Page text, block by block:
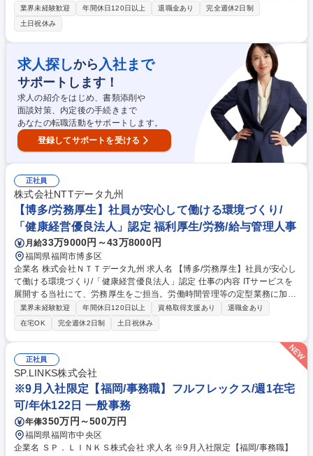
を後押しする環境】個人の思い（Will）と九電グループのビジョンを結び
付け、人と組織が共に成長しながら価値創出につなげていく人的資本経営
を推進しています。事業を支える専門力の向上に加え、社員の自律的な成
長と学びを支援する教育・研修の充実、多様な人材が活躍できる環境をつ
くるための人事評価・処遇制度の見直しなど、自律的な成長・挑戦を支援
する環境整備にも積極的に取り組んでいます。 募集職種 【福岡】サイバ
ーセキュリティ対策に関する業務◆土日祝休◆フレックス
業界未経験歓迎 年間休日120日以上 退職金あり
完全週休2日制
土日祝休み
求人探しから 入社まで
サポートします！
求人の紹介をはじめ、書類添削や
面談対策、内定後の手続きまで
あなたの転職活動をサポートします。
登録してサポートを受ける
正社員
株式会社NTTデータ九州
【博多/労務厚生】社員が安心して働ける環境づくり/
「健康経営優良法人」認定 福利厚生/労務/給与管理人事
月給33万9000円～43万8000円
福岡県福岡市博多区
企業名 株式会社ＮＴＴデータ九州 求人名 【博多/労務厚生】社員が安心し
て働ける環境づくり/「健康経営優良法人」認定 仕事の内容 ITサービスを
展開する当社にて、労務厚生をご担当。労働時間管理等の定型業務に加
え、健康経営推進や働き方改革施策の企画立案に携わります。自ら考えよ
り良い職場環境づくりに貢献していただきます。 ■労働時間管理 ■健診・
ストレスチェック実施 ■健康経営推進の企画立案 ■働き方改革施策の企画
や労務運用改善 【仕事の魅力】 グループ会社と連携し高い知見を得られ
ます。経営陣と近い距離で業務を行え、定型業務のみならず制度企画や改
善に自ら挑み、高い裁量を持って組織運営に取り組める魅力的な環境で
す。 募集職種 【博多/労務厚生】社員が安心して働ける環境づくり/「健康
経営優良法人」認定
業界未経験歓迎 年間休日120日以上 資格取得支援あり
退職金あり
在宅OK
完全週休2日制 土日祝休み
正社員
SP.LINKS株式会社
※9月入社限定【福岡/事務職】フルフレックス/週1在宅
可/年休122日 一般事務
年俸350万円～500万円
福岡県福岡市中央区
企業名 ＳＰ．ＬＩＮＫＳ株式会社 求人名 ※9月入社限定【福岡/事務職】